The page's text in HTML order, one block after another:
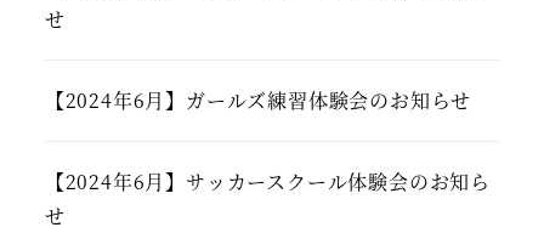
せ
【2024年6月】ガールズ練習体験会のお知らせ
【2024年6月】サッカースクール体験会のお知ら
せ